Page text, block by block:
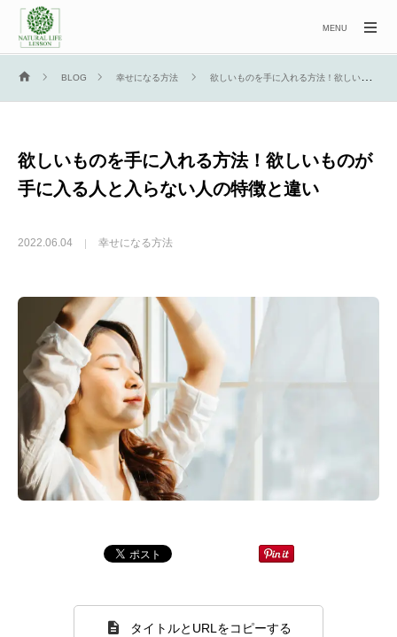
BLOG 幸せになる方法 欲しいものを手に入れる方法！欲しいものが手に入る人と入らない人の特徴と違い
欲しいものを手に入れる方法！欲しいものが
手に入る人と入らない人の特徴と違い
2022.06.04 幸せになる方法
タイトルとURLをコピーする
MENU